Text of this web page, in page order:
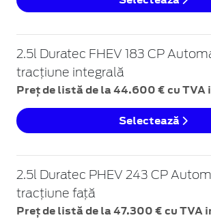
2.5l Duratec FHEV 183 CP
tracțiune integrală
Preț de listă de la 44.600 € cu TVA
Selectează
2.5l Duratec PHEV 243 CP
tracțiune față
Preț de listă de la 47.300 € cu TVA